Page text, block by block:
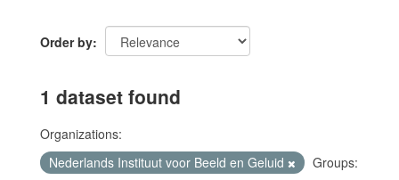
Order by
1 dataset found
Organizations:
Nederlands Instituut voor Beeld en Geluid
Groups: